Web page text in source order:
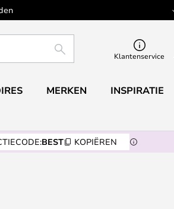
ZOEKEN Klantenservice
MERKEN INSPIRATIE
BEST KOPIËREN